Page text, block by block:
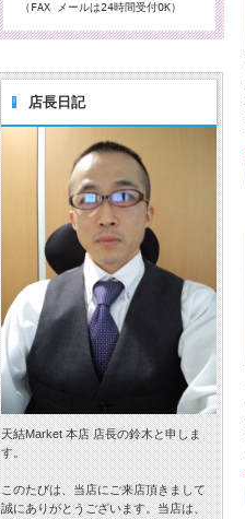
（FAX メールは24時間受付OK）
店長日記
天結Market 本店 店長の鈴木と申しま
す。
このたびは、当店にご来店頂きまして
誠にありがとうございます。当店は、